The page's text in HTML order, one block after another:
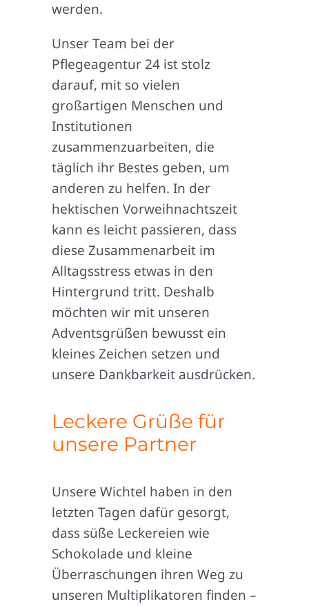
werden.
Unser Team bei der
Pflegeagentur 24 ist stolz
darauf, mit so vielen
großartigen Menschen und
Institutionen
zusammenzuarbeiten, die
täglich ihr Bestes geben, um
anderen zu helfen. In der
hektischen Vorweihnachtszeit
kann es leicht passieren, dass
diese Zusammenarbeit im
Alltagsstress etwas in den
Hintergrund tritt. Deshalb
möchten wir mit unseren
Adventsgrüßen bewusst ein
kleines Zeichen setzen und
unsere Dankbarkeit ausdrücken.
Leckere Grüße für
unsere Partner
Unsere Wichtel haben in den
letzten Tagen dafür gesorgt,
dass süße Leckereien wie
Schokolade und kleine
Überraschungen ihren Weg zu
unseren Multiplikatoren finden –